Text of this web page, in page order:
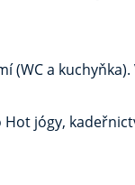
a
jógy,